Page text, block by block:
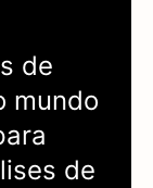
de
mundo
de